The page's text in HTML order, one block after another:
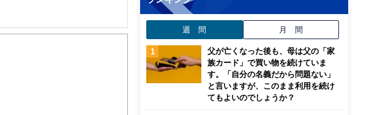
週 間 月 間
父が亡くなった後も、母は父の「家
族カード」で買い物を続けていま
す。「自分の名義だから問題ない」
と言いますが、このまま利用を続け
てもよいのでしょうか？